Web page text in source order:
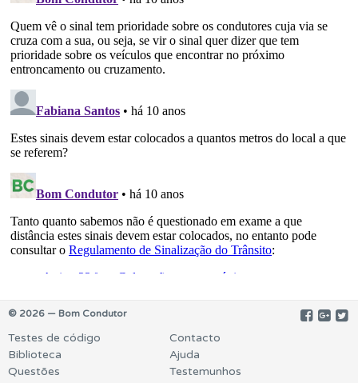
© 2026 — Bom Condutor
Testes de código
Biblioteca
Questões
Contacto
Ajuda
Testemunhos